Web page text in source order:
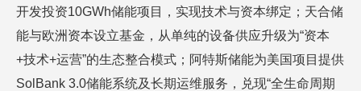
开发投资10GWh储能项目，实现技术与资本绑定；天合储
能与欧洲资本设立基金，从单纯的设备供应升级为“资本
+技术+运营”的生态整合模式；阿特斯储能为美国项目提供
SolBank 3.0储能系统及长期运维服务，兑现“全生命周期